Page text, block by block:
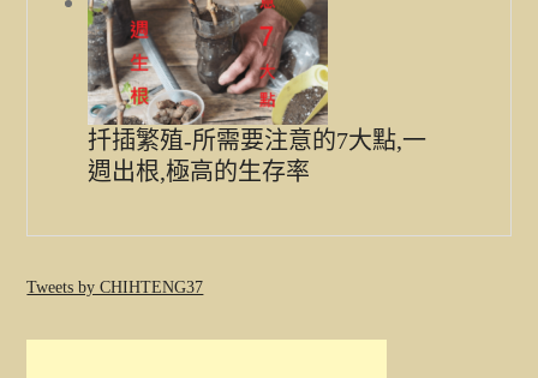
扦插繁殖-所需要注意的7大點,一
週出根,極高的生存率
Tweets by CHIHTENG37